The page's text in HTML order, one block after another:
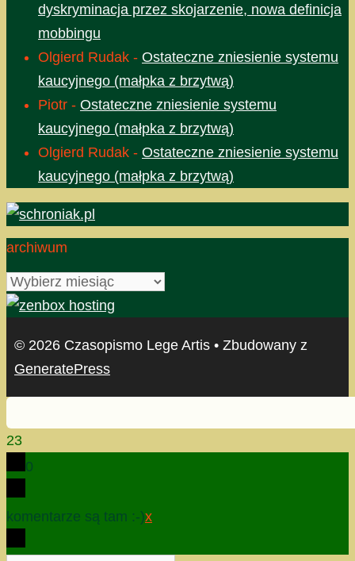
dyskryminacja przez skojarzenie, nowa definicja
mobbingu
Olgierd Rudak - Ostateczne zniesienie systemu
kaucyjnego (małpka z brzytwą)
Piotr - Ostateczne zniesienie systemu
kaucyjnego (małpka z brzytwą)
Olgierd Rudak - Ostateczne zniesienie systemu
kaucyjnego (małpka z brzytwą)
archiwum
archiwum
© 2026 Czasopismo Lege Artis • Zbudowany z
GeneratePress
23
0
komentarze są tam :-)x